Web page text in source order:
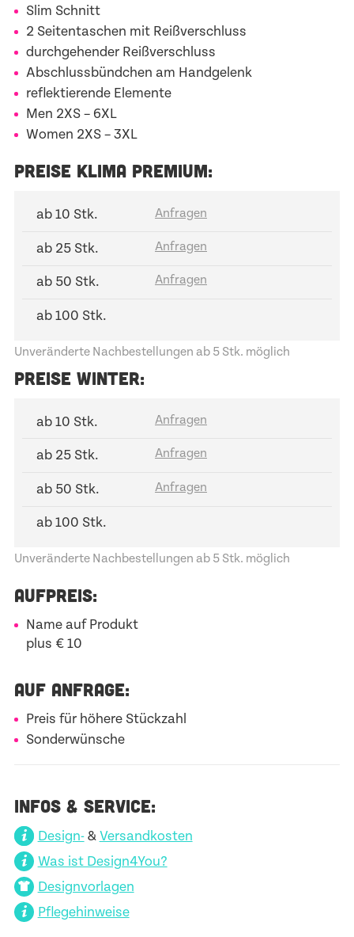
Slim Schnitt
2 Seitentaschen mit Reißverschluss
durchgehender Reißverschluss
Abschlussbündchen am Handgelenk
reflektierende Elemente
Men 2XS – 6XL
Women 2XS – 3XL
PREISE KLIMA PREMIUM:
ab 10 Stk.
ab 25 Stk.
ab 50 Stk.
ab 100 Stk.
Unveränderte Nachbestellungen ab 5 Stk. möglich
PREISE WINTER:
ab 10 Stk.
ab 25 Stk.
ab 50 Stk.
ab 100 Stk.
Unveränderte Nachbestellungen ab 5 Stk. möglich
AUFPREIS:
Name auf Produkt
plus € 10
AUF ANFRAGE:
Preis für höhere Stückzahl
Sonderwünsche
INFOS & SERVICE:
Design-& Versandkosten
Was ist Design4You?
Designvorlagen
Pflegehinweise